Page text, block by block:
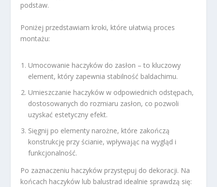
podstaw.
Poniżej przedstawiam kroki, które ułatwią proces
montażu:
Umocowanie haczyków do zasłon – to kluczowy
element, który zapewnia stabilność baldachimu.
Umieszczanie haczyków w odpowiednich odstępach,
dostosowanych do rozmiaru zasłon, co pozwoli
uzyskać estetyczny efekt.
Sięgnij po elementy narożne, które zakończą
konstrukcję przy ścianie, wpływając na wygląd i
funkcjonalność.
Po zaznaczeniu haczyków przystępuj do dekoracji. Na
końcach haczyków lub balustrad idealnie sprawdzą się: